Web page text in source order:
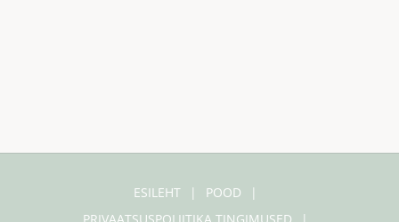
ESILEHT
POOD
PRIVAATSUSPOLIITIKA TINGIMUSED